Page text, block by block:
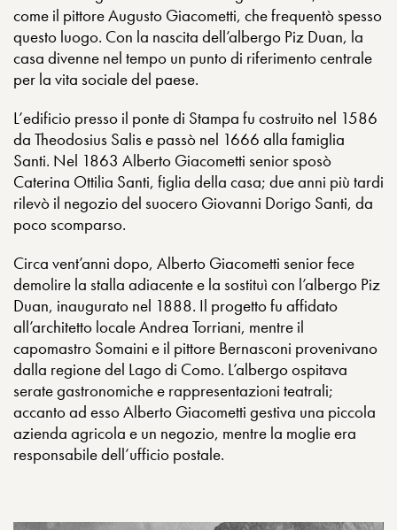
come il pittore Augusto Giacometti, che frequentò spesso
questo luogo. Con la nascita dell’albergo Piz Duan, la
casa divenne nel tempo un punto di riferimento centrale
per la vita sociale del paese.
L’edificio presso il ponte di Stampa fu costruito nel 1586
da Theodosius Salis e passò nel 1666 alla famiglia
Santi. Nel 1863 Alberto Giacometti senior sposò
Caterina Ottilia Santi, figlia della casa; due anni più tardi
rilevò il negozio del suocero Giovanni Dorigo Santi, da
poco scomparso.
Circa vent’anni dopo, Alberto Giacometti senior fece
demolire la stalla adiacente e la sostituì con l’albergo Piz
Duan, inaugurato nel 1888. Il progetto fu affidato
all’architetto locale Andrea Torriani, mentre il
capomastro Somaini e il pittore Bernasconi provenivano
dalla regione del Lago di Como. L’albergo ospitava
serate gastronomiche e rappresentazioni teatrali;
accanto ad esso Alberto Giacometti gestiva una piccola
azienda agricola e un negozio, mentre la moglie era
responsabile dell’ufficio postale.